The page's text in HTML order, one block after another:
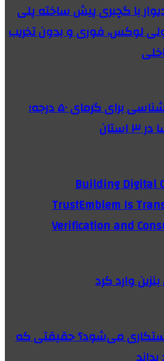
با گچبری پیش ساخته پلی
لوکس، فوری و بدون تخریب
هشدار قرمز هواشناسی برای گرمای ۵۰ درجه؛
Building Digital
TrustEmblem Is
Verification and
وارد کرد
دستکاری می‌شود؟ حقیقتی که